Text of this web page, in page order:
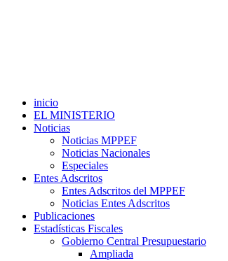
inicio
EL MINISTERIO
Noticias
Noticias MPPEF
Noticias Nacionales
Especiales
Entes Adscritos
Entes Adscritos del MPPEF
Noticias Entes Adscritos
Publicaciones
Estadísticas Fiscales
Gobierno Central Presupuestario
Ampliada